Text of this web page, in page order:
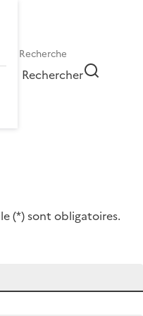
Rechercher
(*) sont obligatoires.